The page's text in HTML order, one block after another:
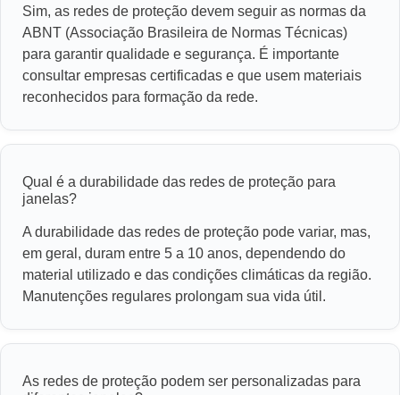
Sim, as redes de proteção devem seguir as normas da
ABNT (Associação Brasileira de Normas Técnicas)
para garantir qualidade e segurança. É importante
consultar empresas certificadas e que usem materiais
reconhecidos para formação da rede.
Qual é a durabilidade das redes de proteção para
janelas?
A durabilidade das redes de proteção pode variar, mas,
em geral, duram entre 5 a 10 anos, dependendo do
material utilizado e das condições climáticas da região.
Manutenções regulares prolongam sua vida útil.
As redes de proteção podem ser personalizadas para